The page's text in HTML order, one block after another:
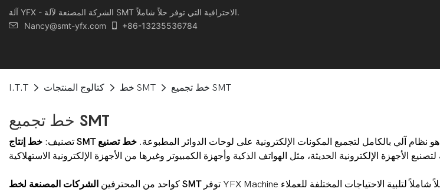
آلة YFX - الشركة المصنعة لآلة SMT الاحترافية التي توفر حلاً شاملاً.
Nancy@smt-yfx.com
+86-13235536784
I.T.T كتالوج المنتجات خط SMT خط تجميع SMT
خط تجميع SMT
تصنيف: خط إنتاج SMT هو نظام آلي بالكامل لتجميع المكونات الإلكترونية على لوحات الدوائر المطبوعة.
كواحد من المحترفين الشركات المصنعة لخط SMT